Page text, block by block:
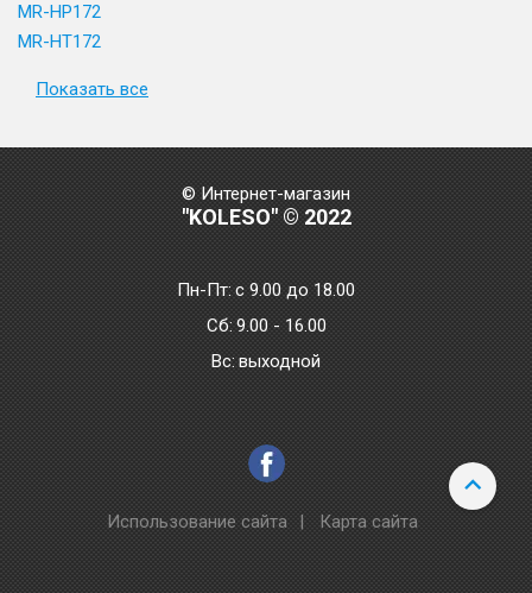
MR-HP172
MR-HT172
Показать все
© Интернет-магазин
"KOLESO" © 2022
Пн-Пт:с 9.00 до 18.00
Сб: 9.00 - 16.00
Bc: выходной
Использование сайта | Карта сайта